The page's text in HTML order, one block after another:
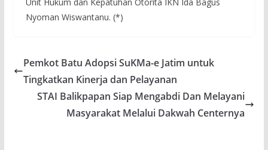
Nyoman Wiswantanu. (*)
Pemkot Batu Adopsi SuKMa-e Jatim untuk
Tingkatkan Kinerja dan Pelayanan
STAI Balikpapan Siap Mengabdi Dan Melayani
Masyarakat Melalui Dakwah Centernya